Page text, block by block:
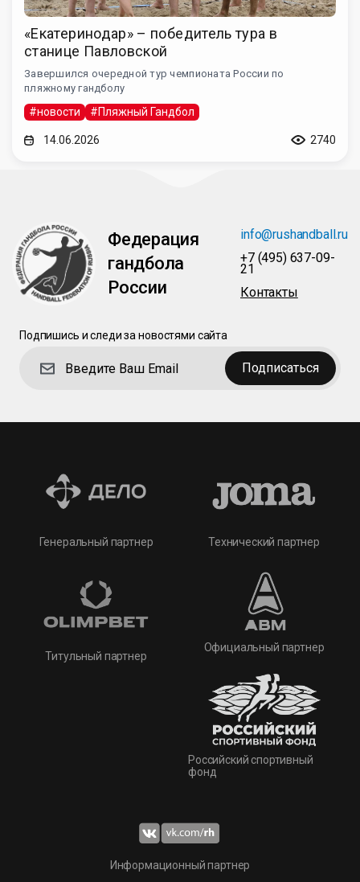
«Екатеринодар» – победитель тура в
станице Павловской
Завершился очередной тур чемпионата России по
пляжному гандболу
#новости #Пляжный Гандбол
14.06.2026 2740
Федерация
гандбола
России
info@rushandball.ru
+7 (495) 637-09-
21
Контакты
Подпишись и следи за новостями сайта
Подписаться
Генеральный партнер
Титульный партнер
Технический партнер
Официальный партнер
Российский спортивный
фонд
Информационный партнер